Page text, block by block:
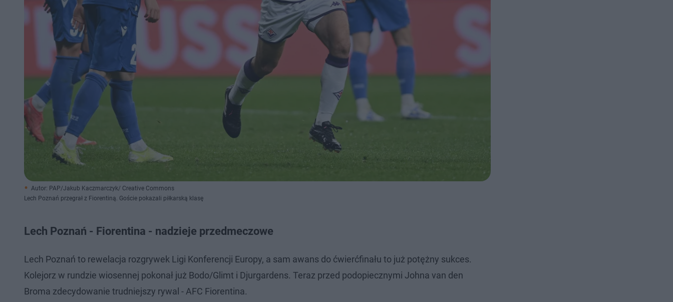
Autor: PAP/Jakub Kaczmarczyk/ Creative Commons
Lech Poznań przegrał z Fiorentiną. Goście pokazali piłkarską klasę
Lech Poznań - Fiorentina - nadzieje przedmeczowe
Lech Poznań to rewelacja rozgrywek Ligi Konferencji Europy, a sam awans do ćwierćfinału to już potężny sukces.
Kolejorz w rundzie wiosennej pokonał już Bodo/Glimt i Djurgardens. Teraz przed podopiecznymi Johna van den
Broma zdecydowanie trudniejszy rywal - AFC Fiorentina.